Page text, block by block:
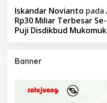
Iskandar Novianto pada
Rp30 Miliar Terbesar
Puji Disdikbud
Banner